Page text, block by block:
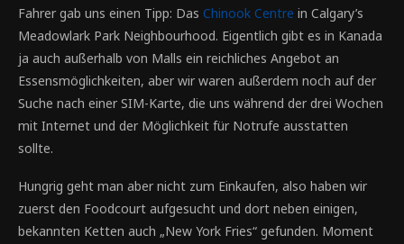
Fahrer gab uns einen Tipp: Das Chinook Centre in Calgary’s
Meadowlark Park Neighbourhood. Eigentlich gibt es in Kanada
ja auch außerhalb von Malls ein reichliches Angebot an
Essensmöglichkeiten, aber wir waren außerdem noch auf der
Suche nach einer SIM-Karte, die uns während der drei Wochen
mit Internet und der Möglichkeit für Notrufe ausstatten
sollte.
Hungrig geht man aber nicht zum Einkaufen, also haben wir
zuerst den Foodcourt aufgesucht und dort neben einigen,
bekannten Ketten auch „New York Fries“ gefunden. Moment